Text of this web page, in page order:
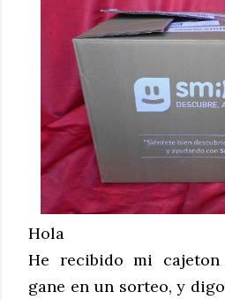
Hola
He recibido mi cajeton
gane en un sorteo, y